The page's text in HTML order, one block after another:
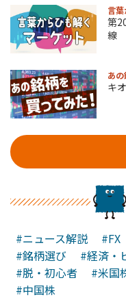
言
第
線
あの
キ
#ニュース解説 #FX
#銘柄選び
#経済・
#脱・初心者
#米国
#中国株